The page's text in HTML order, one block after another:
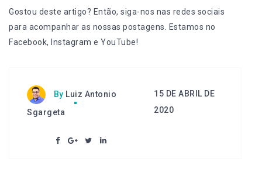
Gostou deste artigo? Então, siga-nos nas redes sociais
para acompanhar as nossas postagens. Estamos no
Facebook, Instagram e YouTube!
By Luiz Antonio
Sgargeta
15 DE ABRIL DE
2020